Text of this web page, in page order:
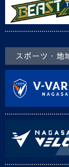
スポーツ・地